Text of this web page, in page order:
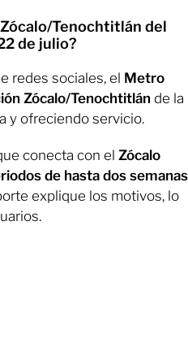
Tenochtitlán del
de julio?
redes sociales, el Metro
Zócalo/Tenochtitlán de la
y ofreciendo servicio.
conecta con el Zócalo
de hasta dos semanas
explique los motivos, lo